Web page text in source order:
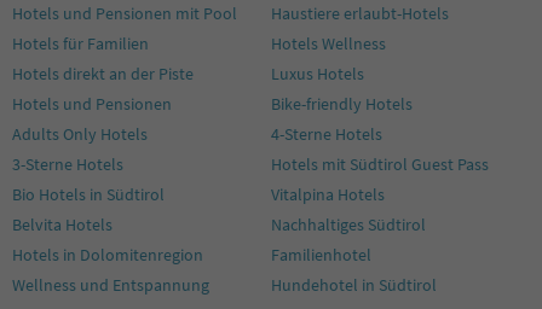
102
103
104
105
107
108
109
110
112
113
Hotels und Pensionen mit Pool
Haustiere erlaubt-Hotels
Hotels für Familien
Hotels Wellness
Hotels direkt an der Piste
Luxus Hotels
Hotels und Pensionen
Bike-friendly Hotels
Adults Only Hotels
4-Sterne Hotels
3-Sterne Hotels
Hotels mit Südtirol Guest Pass
Bio Hotels in Südtirol
Vitalpina Hotels
Belvita Hotels
Nachhaltiges Südtirol
Hotels in Dolomitenregion
Familienhotel
Wellness und Entspannung
Hundehotel in Südtirol